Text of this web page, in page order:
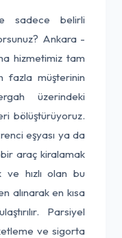
sadece belirli
Ankara -
hizmetimiz tam
fazla müşterinin
üzerindeki
bölüştürüyoruz.
eşyası ya da
araç kiralamak
ve hızlı olan bu
alınarak en kısa
Parsiyel
ve sigorta